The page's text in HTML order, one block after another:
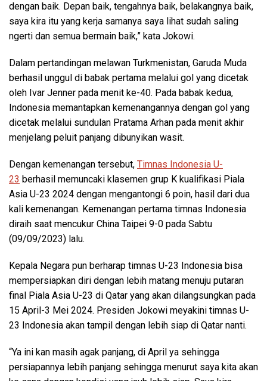
dengan baik. Depan baik, tengahnya baik, belakangnya baik,
saya kira itu yang kerja samanya saya lihat sudah saling
ngerti dan semua bermain baik,” kata Jokowi.
Dalam pertandingan melawan Turkmenistan, Garuda Muda
berhasil unggul di babak pertama melalui gol yang dicetak
oleh Ivar Jenner pada menit ke-40. Pada babak kedua,
Indonesia memantapkan kemenangannya dengan gol yang
dicetak melalui sundulan Pratama Arhan pada menit akhir
menjelang peluit panjang dibunyikan wasit.
Dengan kemenangan tersebut, Timnas Indonesia U-
23 berhasil memuncaki klasemen grup K kualifikasi Piala
Asia U-23 2024 dengan mengantongi 6 poin, hasil dari dua
kali kemenangan. Kemenangan pertama timnas Indonesia
diraih saat mencukur China Taipei 9-0 pada Sabtu
(09/09/2023) lalu.
Kepala Negara pun berharap timnas U-23 Indonesia bisa
mempersiapkan diri dengan lebih matang menuju putaran
final Piala Asia U-23 di Qatar yang akan dilangsungkan pada
15 April-3 Mei 2024. Presiden Jokowi meyakini timnas U-
23 Indonesia akan tampil dengan lebih siap di Qatar nanti.
“Ya ini kan masih agak panjang, di April ya sehingga
persiapannya lebih panjang sehingga menurut saya kita akan